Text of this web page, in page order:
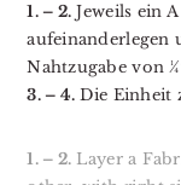
1. – 2. Jeweils ein
aufeinanderlegen
Nahtzugabe von
3. – 4. Die Einheit
1. – 2. Layer a